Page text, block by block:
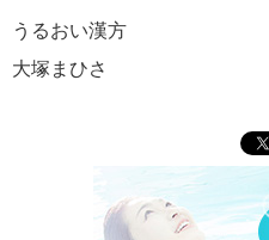
うるおい漢方
大塚まひさ